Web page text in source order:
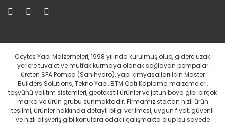
Ceytes Yapı Malzemeleri, 1998 yılında kurulmuş olup, gidere uzak
yerlere tuvalet ve mutfak kurmaya olanak sağlayan pompalar
üreten SFA Pompa (Sanihydro), yapı kimyasalları için Master
Builders Solutions, Tekno Yapı, BTM Çatı Kaplama malzemeleri,
taşyünü yalıtım sistemleri, geotekstil ürünler ve jotun boya gibi birçok
marka ve ürün grubu sunmaktadır. Firmamız stoktan hızlı ürün
teslimi, ürünler hakkında detaylı bilgi verilmesi, uygun fiyat, güvenli
ve hızlı alışveriş gibi konulara odaklı çalışmakta olup bu sayede